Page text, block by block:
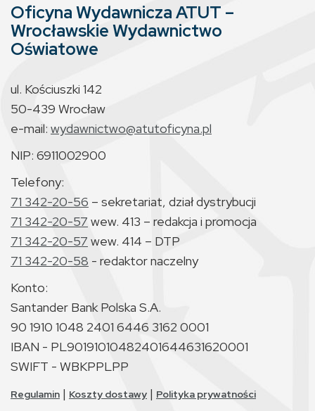
Oficyna Wydawnicza ATUT –
Wrocławskie Wydawnictwo
Oświatowe
ul. Kościuszki 142
50-439 Wrocław
e-mail: wydawnictwo@atutoficyna.pl
NIP: 6911002900
Telefony:
71 342-20-56 – sekretariat, dział dystrybucji
71 342-20-57 wew. 413 – redakcja i promocja
71 342-20-57 wew. 414 – DTP
71 342-20-58 - redaktor naczelny
Konto:
Santander Bank Polska S.A.
90 1910 1048 2401 6446 3162 0001
IBAN - PL90191010482401644631620001
SWIFT - WBKPPLPP
Regulamin | Koszty dostawy | Polityka prywatności